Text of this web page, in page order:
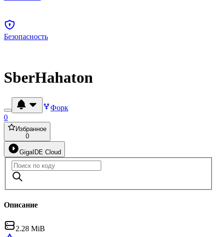
Безопасность
SberHahaton
Форк
0
Избранное
0
GigaIDE Cloud
Описание
2.28 MiB